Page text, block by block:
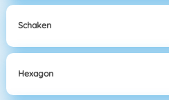
Schaken
Hexagon